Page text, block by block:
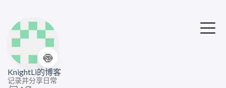
🍥
KnightLi的博客
记录并分享日常